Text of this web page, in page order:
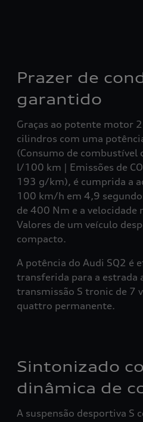
Prazer de
garantido
Graças ao potente motor
cilindros com uma
(Consumo de
l/100 km | Emissões de
193 g/km), é cumprida a
100 km/h em 4,9
de 400 Nm e a
Valores de um veículo
compacto.
A potência do Audi SQ2 é
transferida para a estrada
transmissão S tronic de 7
quattro permanente.
Sintonizado
dinâmica de
A suspensão desportiva S